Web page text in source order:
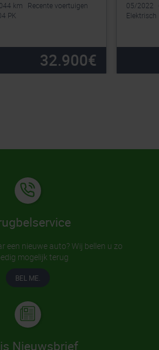
km
Recente voertuigen
PK
32.900€
05/2022
Elektrisch
een nieuwe auto? Wij bellen u zo
mogelijk terug
BEL ME.
Nieuwsbrief